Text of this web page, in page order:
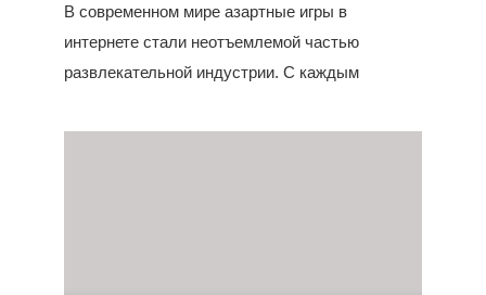
В современном мире азартные игры в
интернете стали неотъемлемой частью
развлекательной индустрии. С каждым